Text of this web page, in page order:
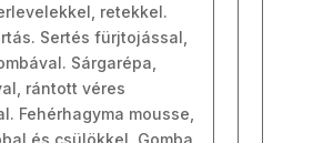
retekkel.
Sertés fürjtojással,
Sárgarépa,
rántott véres
Fehérhagyma mousse,
és csülökkel. Gomba